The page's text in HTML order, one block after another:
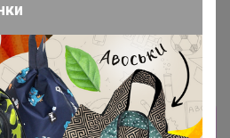
орешками 250г, Зерно
о заказах доступна